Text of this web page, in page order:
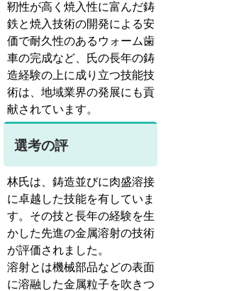
靭性が高く焼入性に富んだ鋳
鉄と焼入技術の開発による安
価で耐久性のあるウォーム歯
車の完成など、氏の長年の鋳
造経験の上に成り立つ技能技
術は、地域業界の発展にも貢
献されています。
選考の評
林氏は、鋳造並びに肉盛溶接
に卓越した技能を有していま
す。その技と長年の経験を生
かした先進の金属溶射の技術
が評価されました。
溶射とは機械部品などの表面
に溶融した金属粒子を吹きつ